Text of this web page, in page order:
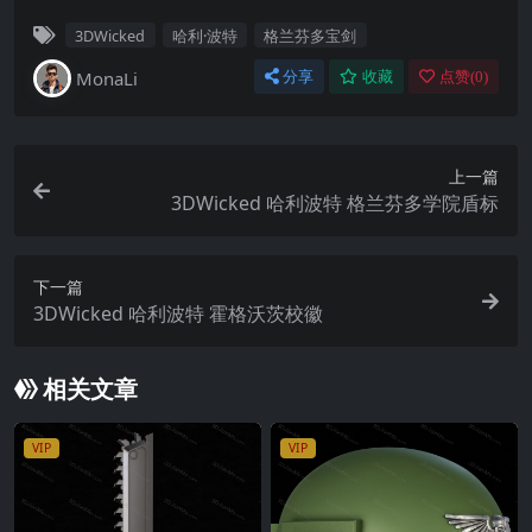
3DWicked 哈利·波特 格兰芬多宝剑
MonaLi 分享 收藏 点赞(0)
上一篇
3DWicked 哈利波特 格兰芬多学院盾标
下一篇
3DWicked 哈利波特 霍格沃茨校徽
相关文章
VIP VIP